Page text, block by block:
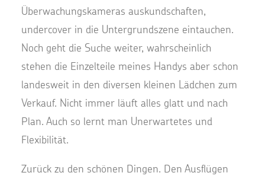
Überwachungskameras auskundschaften,
undercover in die Untergrundszene eintauchen.
Noch geht die Suche weiter, wahrscheinlich
stehen die Einzelteile meines Handys aber schon
landesweit in den diversen kleinen Lädchen zum
Verkauf. Nicht immer läuft alles glatt und nach
Plan. Auch so lernt man Unerwartetes und
Flexibilität.
Zurück zu den schönen Dingen. Den Ausflügen